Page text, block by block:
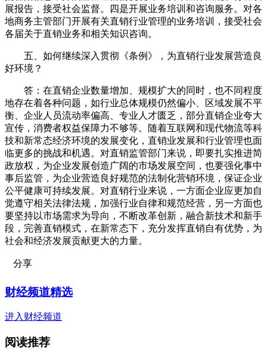
展报告，接受社会监督。四是开展业务培训和咨询服务。对各
地商务主管部门开展有关直销行业管理的业务培训，接受社会
各届关于直销业务和相关知识咨询。
五、如何继续深入贯彻《条例》，为直销行业发展营造良
好环境？
答：在直销企业数量增加、规模扩大的同时，也不同程度
地存在着各种问题，如行业总体规模仍然偏小、区域发展不平
衡、企业人员流动率偏高、专业人才匮乏，部分直销企业夸大
宣传，消费者权益保障力不够等。随着互联网和现代物流等科
技和新常态经济环境的发展变化，直销业发展和行业管理也面
临更多的挑战和机遇。对直销监管部门来说，即要扎实推进简
政放权，为企业发展创造广阔的市场发展空间，也要强化事中
事后监管，为企业营造良好规范的法制化营销环境，保证企业
公平健康可持续发展。对直销行业来说，一方面企业应更加自
觉遵守相关法律法规，加强行业自律和规范经营，另一方面也
要坚持以市场需求为导向，不断改革创新，融合新技术和新手
段，完善直销模式，在新常态下，充分发挥直销自有优势，为
社会和经济发展贡献更大的力量。
分享
财经频道精选
进入财经频道
阅读推荐